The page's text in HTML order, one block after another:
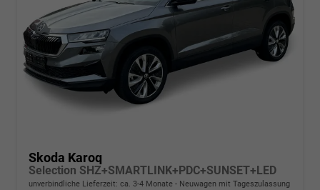
Skoda Karoq
Selection SHZ+SMARTLINK+PDC+SUNSET+LED
unverbindliche Lieferzeit: ca. 3-4 Monate Neuwagen mit Tageszulassung